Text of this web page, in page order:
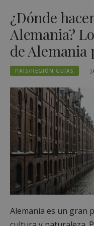
¿Dónde
Alemania?
de Alemania
PAÍS/REGIÓN GUÍAS
Alemania es un gran